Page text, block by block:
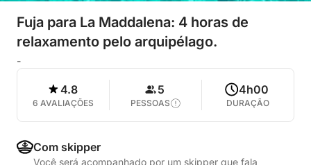
Fuja para La Maddalena: 4 horas de
relaxamento pelo arquipélago.
-
4.8
6 AVALIAÇÕES
5
PESSOAS
4h00
DURAÇÃO
Com skipper
Você será acompanhado por um skipper que fala